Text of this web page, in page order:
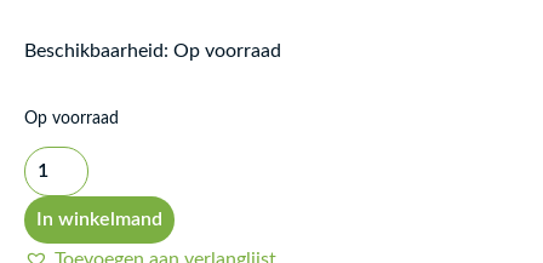
Beschikbaarheid: Op voorraad
Op voorraad
Attabiaa
wa
asrarouha
assaghira
aantal
In winkelmand